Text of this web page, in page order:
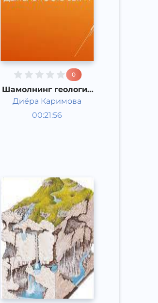
0
Шамолнинг геологик
ҳусусиятлари
Диёра Каримова
00:21:56
Таълим